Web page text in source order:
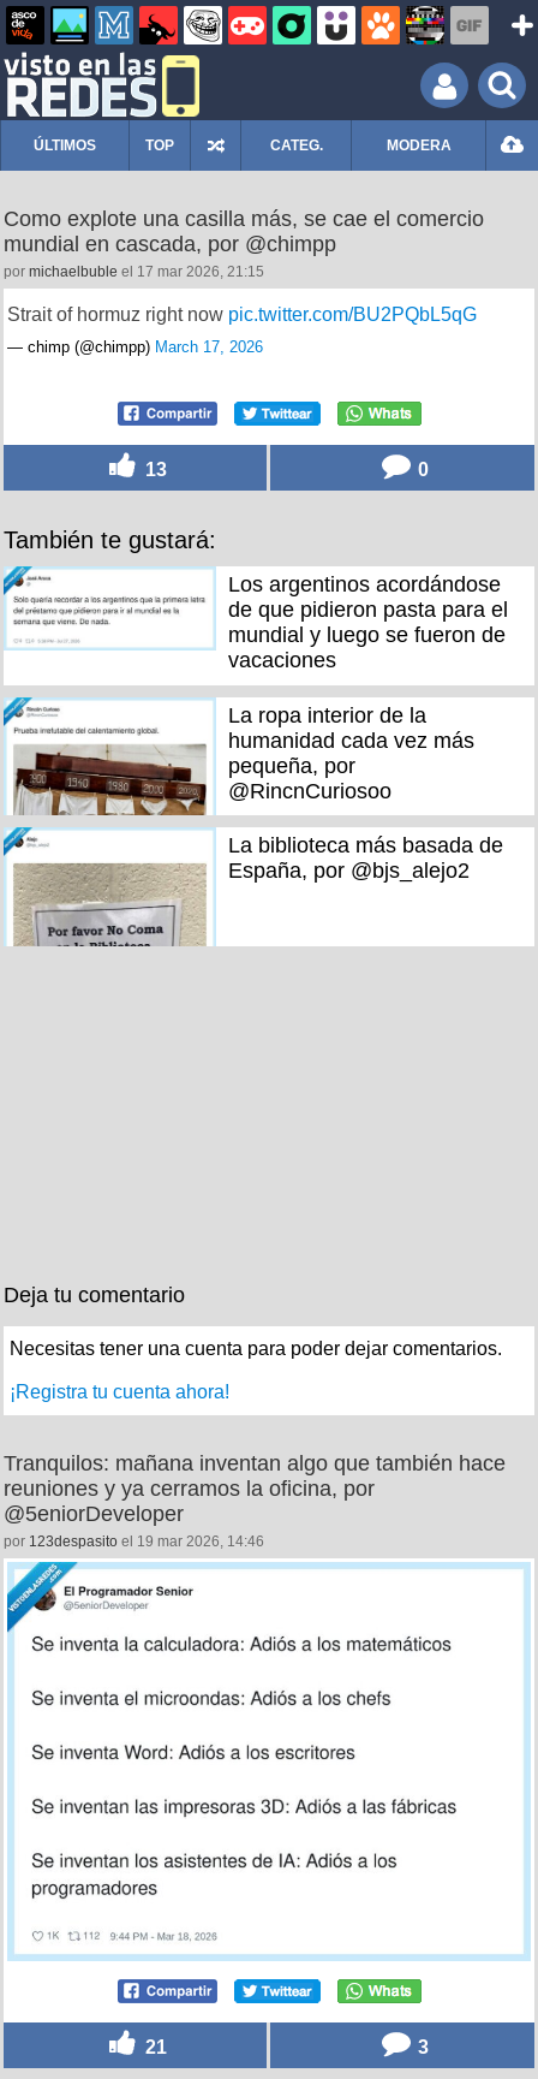
ÚLTIMOS TOP CATEG. MODERA
Como explote una casilla más, se cae el comercio
mundial en cascada, por @chimpp
por michaelbuble el 17 mar 2026, 21:15
Strait of hormuz right now pic.twitter.com/BU2PQbL5qG
— chimp (@chimpp) March 17, 2026
13 0
También te gustará:
Los argentinos acordándose
de que pidieron pasta para el
mundial y luego se fueron de
vacaciones
La ropa interior de la
humanidad cada vez más
pequeña, por
@RincnCuriosoo
La biblioteca más basada de
España, por @bjs_alejo2
Deja tu comentario
Necesitas tener una cuenta para poder dejar comentarios.
¡Registra tu cuenta ahora!
Tranquilos: mañana inventan algo que también hace
reuniones y ya cerramos la oficina, por
@5eniorDeveloper
por 123despasito el 19 mar 2026, 14:46
21 3